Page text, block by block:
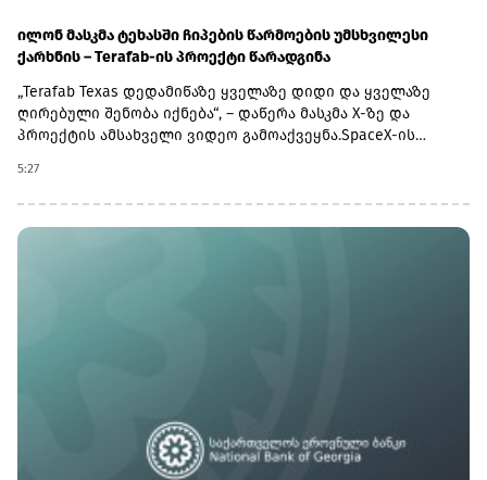
ილონ მასკმა ტეხასში ჩიპების წარმოების უმსხვილესი
ქარხნის – Terafab-ის პროექტი წარადგინა
„Terafab Texas დედამიწაზე ყველაზე დიდი და ყველაზე
ღირებული შენობა იქნება“, – დაწერა მასკმა X-ზე და
პროექტის ამსახველი ვიდეო გამოაქვეყნა.SpaceX-ის
მეტრს შეადგენს, რაც Terafab-ს მსოფლიოში ჩიპების
წარმოების უდიდეს ქარხანად აქცევს.კომპანიის
5:27